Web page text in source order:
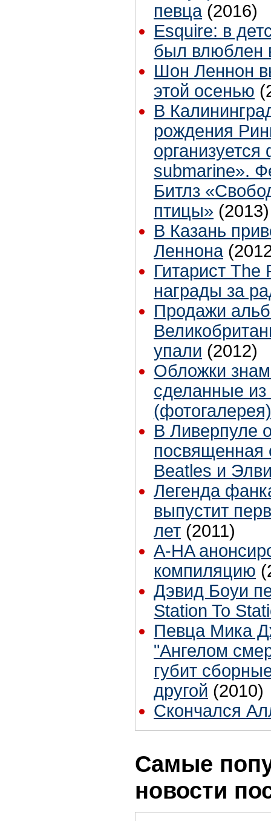
певца (2016)
Esquire: в
был влюблен
Шон Леннон
этой осенью
В
рождения
submarine».
Битлз
птицы» (2013)
В Казань
Леннона
Гитарист The
награды за
Продажи
упали (2012)
Обложки
сделанные из
(фотогалерея)
В Ливерпуле
посвященная
Beatles и
Легенда
выпустит
лет (2011)
A-HA
компиляцию
Дэвид Боуи
Station To
Певца Мика
"Ангелом
губит
другой (2010)
Скончался
Самые
новости